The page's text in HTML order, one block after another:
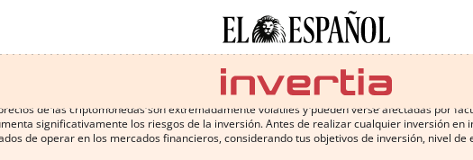
o criptomonedas conlleva altos riesgos, incluyendo la pérdida de parte o la totalidad de
de las criptomonedas son extremadamente volátiles y pueden verse afectadas por
significativamente los riesgos de la inversión. Antes de realizar cualquier inversión
de operar en los mercados financieros, considerando tus objetivos de inversión, nivel